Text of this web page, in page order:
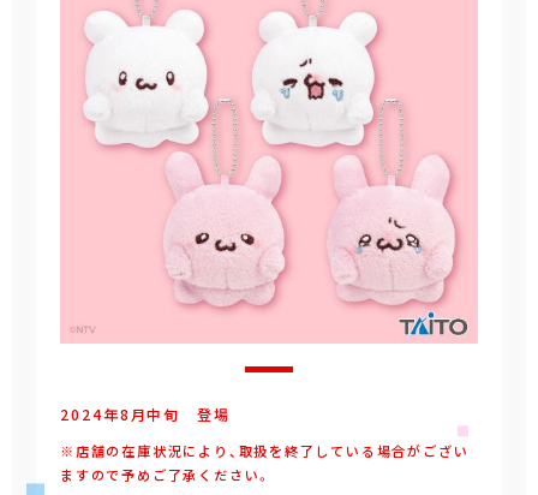
2024年8 月中旬 登場
※店舗の在庫状況により、取扱を終了している場合がござい
ますので予めご了承ください。